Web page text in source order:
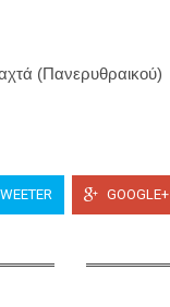
(Πανερυθραικού)
GOOGLE+